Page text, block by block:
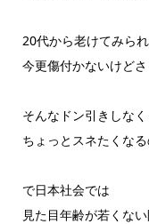
20代から老けてみら
今更傷付かないけどさ
そんなドン引きしな
ちょっとスネたくなる
で日本社会では
見た目年齢が若くない